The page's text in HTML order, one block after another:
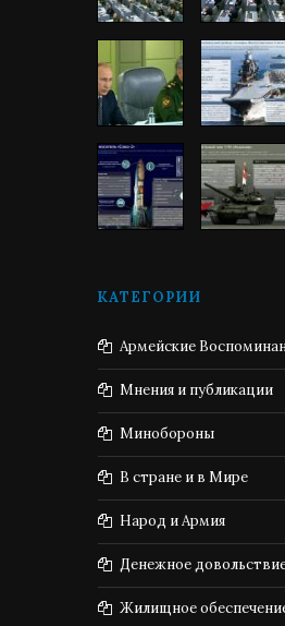
КАТЕГОРИИ
Армейские
Мнения и публикации
Минобороны
В стране и в Мире
Народ и Армия
Денежное
Жилищное